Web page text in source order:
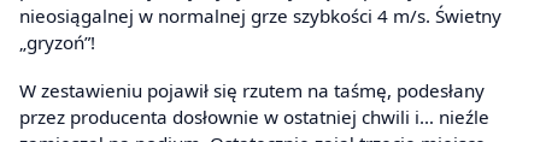
nieosiągalnej w normalnej grze szybkości 4 m/s. Świetny
„gryzoń”!
W zestawieniu pojawił się rzutem na taśmę, podesłany
przez producenta dosłownie w ostatniej chwili i… nieźle